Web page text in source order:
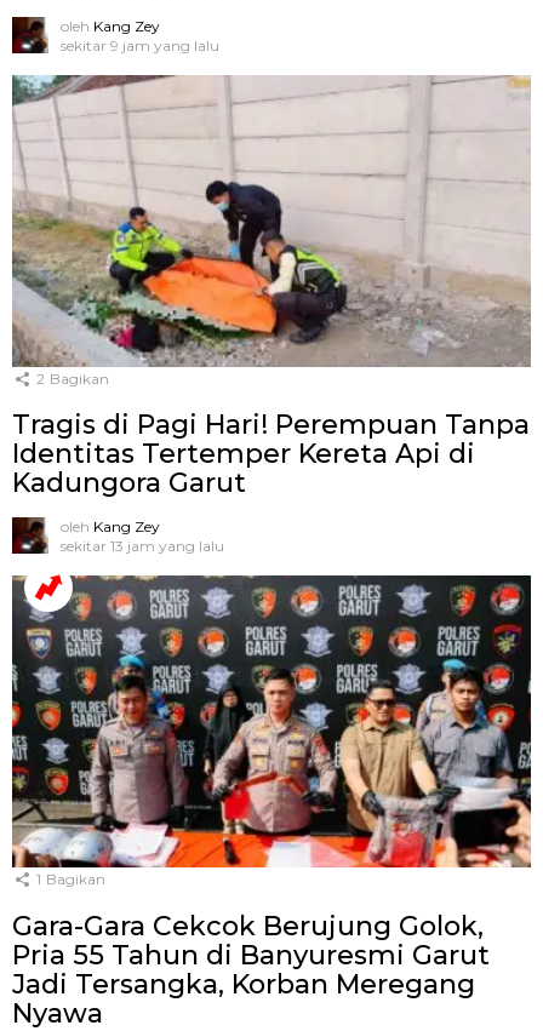
oleh Kang Zey
sekitar 9 jam yang lalu
2 Bagikan
Tragis di Pagi Hari! Perempuan Tanpa
Identitas Tertemper Kereta Api di
Kadungora Garut
oleh Kang Zey
sekitar 13 jam yang lalu
1 Bagikan
Gara-Gara Cekcok Berujung Golok,
Pria 55 Tahun di Banyuresmi Garut
Jadi Tersangka, Korban Meregang
Nyawa